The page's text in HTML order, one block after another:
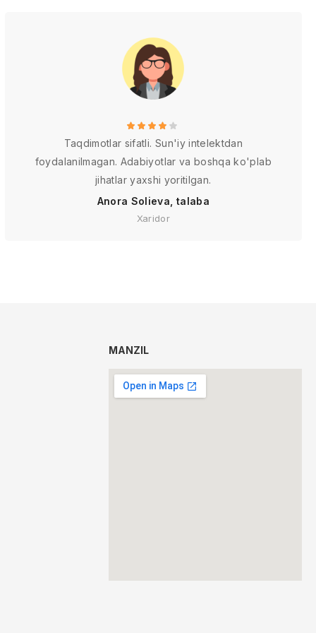
Taqdimotlar sifatli. Sun'iy intelektdan
foydalanilmagan. Adabiyotlar va boshqa ko'plab
jihatlar yaxshi yoritilgan.
Anora Solieva, talaba
Xaridor
MANZIL